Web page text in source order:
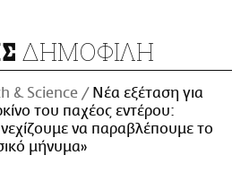
ΔΗΜΟΦΙΛΗ
& Science
Νέα εξέταση για
του παχέος εντέρου:
να παραβλέπουμε το
μήνυμα»